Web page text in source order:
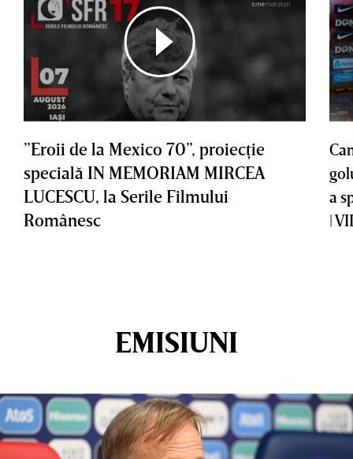
”Eroii de la Mexico 70”, proiecţie
specială IN MEMORIAM MIRCEA
LUCESCU, la Serile Filmului
Românesc
a
|
EMISIUNI